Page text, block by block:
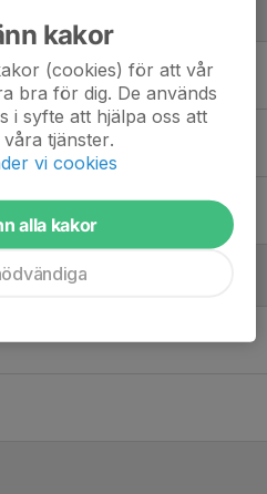
kakor
(cookies) för att vår
bra för dig. De används
i syfte att hjälpa oss att
tjänster.
vi cookies
alla kakor